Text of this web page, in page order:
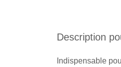
Description
Indispensable